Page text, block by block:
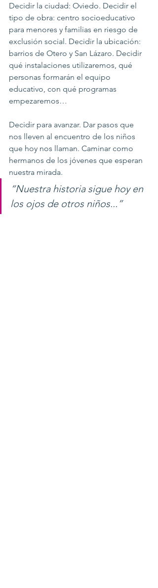
Decidir la ciudad: Oviedo. Decidir el
tipo de obra: centro socioeducativo
para menores y familias en riesgo de
exclusión social. Decidir la ubicación:
barrios de Otero y San Lázaro. Decidir
qué instalaciones utilizaremos, qué
personas formarán el equipo
educativo, con qué programas
empezaremos…
Decidir para avanzar. Dar pasos que
nos lleven al encuentro de los niños
que hoy nos llaman. Caminar como
hermanos de los jóvenes que esperan
nuestra mirada.
“Nuestra historia sigue hoy en
los ojos de otros niños...”